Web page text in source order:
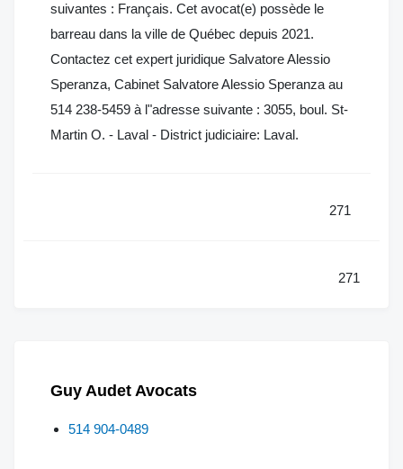
suivantes : Français. Cet avocat(e) possède le
barreau dans la ville de Québec depuis 2021.
Contactez cet expert juridique Salvatore Alessio
Speranza, Cabinet Salvatore Alessio Speranza au
514 238-5459 à l"adresse suivante : 3055, boul. St-
Martin O. - Laval - District judiciaire: Laval.
271
271
Guy Audet Avocats
514 904-0489